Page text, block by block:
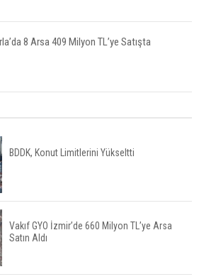
8 Arsa 409 Milyon TL’ye Satışta
Konut Kredisi Faizi Son Bir Yılın En
Seviyesinde
51 İlde 540 Konut ve İş Yerini Satışa
BDDK, Konut Limitlerini Yükseltti
Vakıf GYO İzmir’de 660 Milyon TL’ye Arsa
Satın Aldı